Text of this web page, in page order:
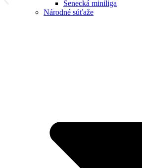
Senecká miniliga
Národné súťaže